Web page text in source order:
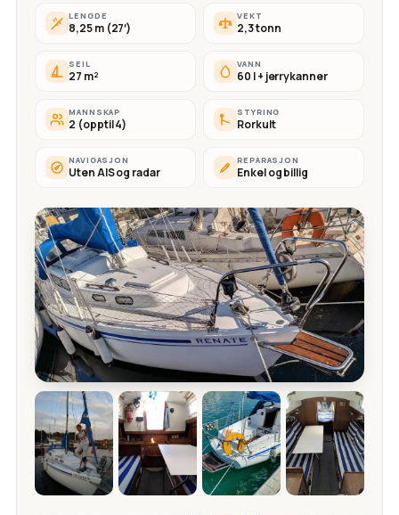
LENGDE
8,25 m (27′)
VEKT
2,3 tonn
SEIL
27 m²
VANN
60 l + jerrykanner
MANNSKAP
2 (opptil 4)
STYRING
Rorkult
NAVIGASJON
Uten AIS og radar
REPARASJON
Enkel og billig